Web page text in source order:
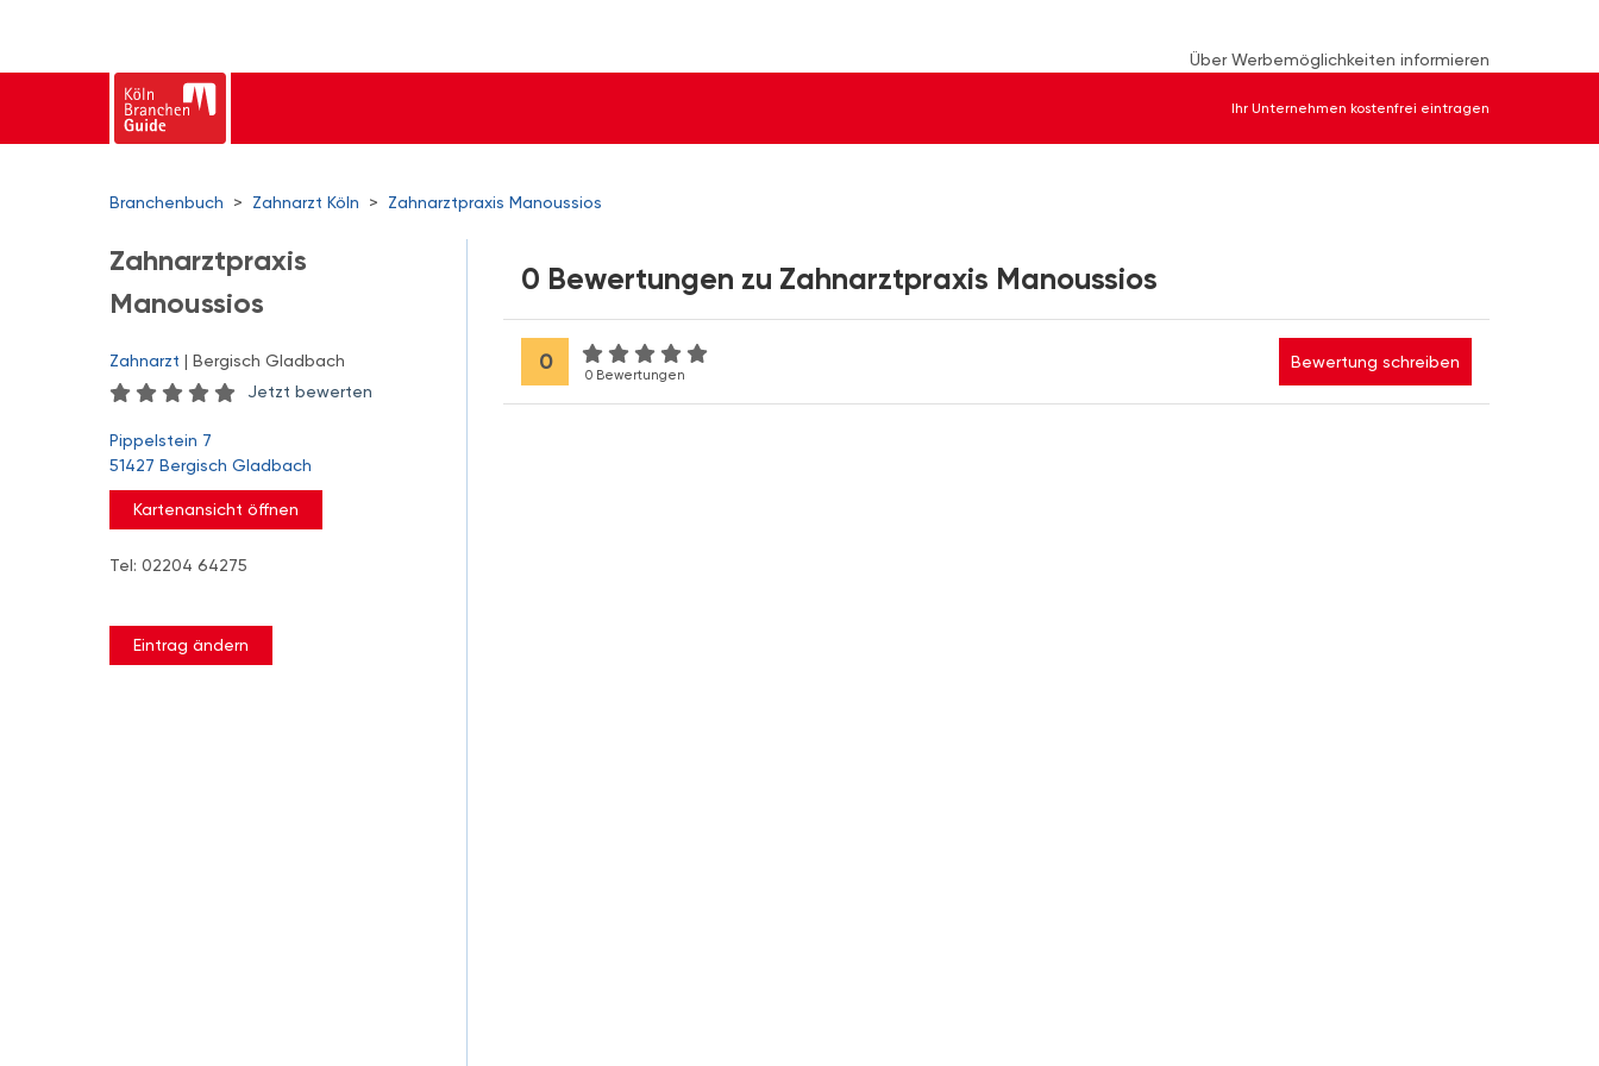
Über Werbemöglichkeiten informieren
Ihr Unternehmen kostenfrei eintragen
Branchenbuch > Zahnarzt Köln > Zahnarztpraxis Manoussios
Zahnarztpraxis
Manoussios
Zahnarzt | Bergisch Gladbach
Jetzt bewerten
Pippelstein 7
51427 Bergisch Gladbach
Kartenansicht öffnen
Tel: 02204 64275
Eintrag ändern
0 Bewertungen zu Zahnarztpraxis Manoussios
0
0 Bewertungen
Bewertung schreiben